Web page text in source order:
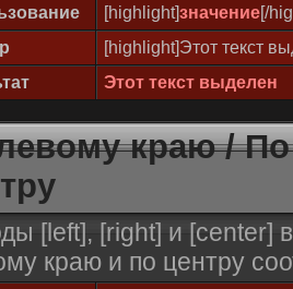
[highlight]значение[/
[highlight]Этот текст
Этот текст выделен
краю /
[left], [right] и [center]
краю и по центру